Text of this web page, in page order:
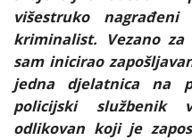
višestruko
kriminalist. Vezano
sam inicirao
jedna djelatnica na
policijski službenik
odlikovan koji je